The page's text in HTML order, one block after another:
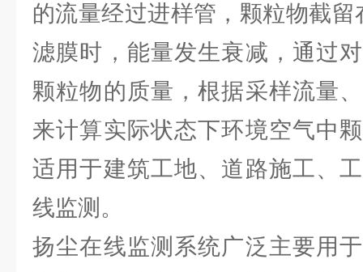
的流量经过进样管，颗粒物截
滤膜时，能量发生衰减，通过
颗粒物的质量，根据采样流量
来计算实际状态下环境空气中
适用于建筑工地、道路施工、
线监测。
扬尘在线监测系统广泛主要用